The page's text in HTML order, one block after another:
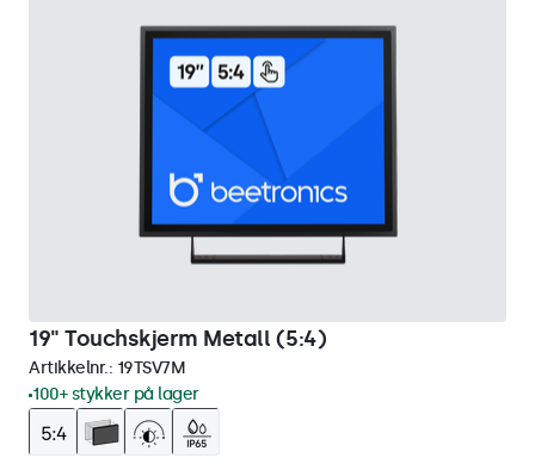
19" Touchskjerm Metall (5:4)
Artikkelnr.: 19TSV7M
100+ stykker på lager